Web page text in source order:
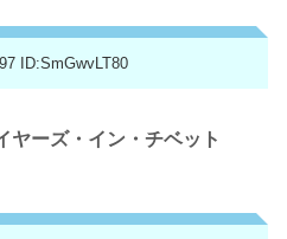
ID:SmGwvLT80
ヤーズ・イン・チベット